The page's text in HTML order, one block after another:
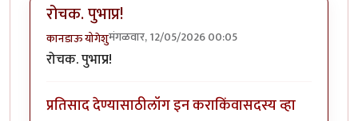
रोचक. पुभाप्र!
कानडाऊ योगेशुमंगळवार, 12/05/2026 00:05
रोचक. पुभाप्र!
प्रतिसाद देण्यासाठीलॉग इन कराकिंवासदस्य व्हा